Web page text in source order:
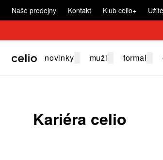
Naše prodejny Kontakt Klub celio+
novinky muži formal
Kariéra celio